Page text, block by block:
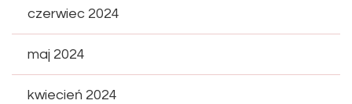
czerwiec 2024
maj 2024
kwiecień 2024